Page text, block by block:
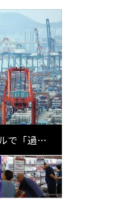
で「過去
ドル突破